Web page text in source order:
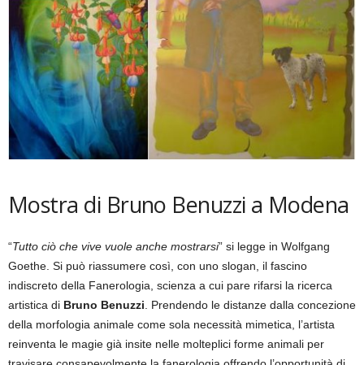
Mostra di Bruno Benuzzi a Modena
“Tutto ciò che vive vuole anche mostrarsi” si legge in Wolfgang
Goethe. Si può riassumere così, con uno slogan, il fascino
indiscreto della Fanerologia, scienza a cui pare rifarsi la ricerca
artistica di Bruno Benuzzi . Prendendo le distanze dalla concezione
della morfologia animale come sola necessità mimetica, l’artista
reinventa le magie già insite nelle molteplici forme animali per